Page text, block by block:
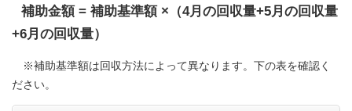
補助金額 = 補助基準額 ×（4月の回収量+5月の回収量
+6月の回収量）
※補助基準額は回収方法によって異なります。下の表を確認く
ださい。